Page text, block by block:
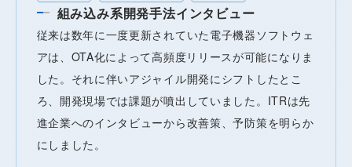
組み込み系開発手法インタビュー
従来は数年に一度更新されていた電子機器ソフトウェ
アは、OTA化によって高頻度リリースが可能になりま
した。それに伴いアジャイル開発にシフトしたとこ
ろ、開発現場では課題が噴出していました。ITRは先
進企業へのインタビューから改善策、予防策を明らか
にしました。